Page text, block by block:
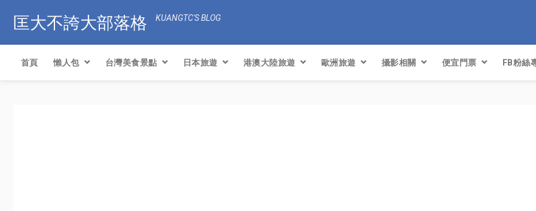
匡大不誇大部落格 KUANGTC'S BLOG
首頁 懶人包 台灣美食景點 日本旅遊 港澳大陸旅遊 歐洲旅遊 攝影相關 便宜門票 FB粉絲